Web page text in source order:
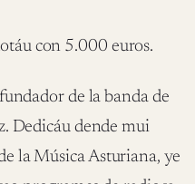
con 5.000 euros.
de la banda de
Dedicáu dende mui
la Música Asturiana, ye